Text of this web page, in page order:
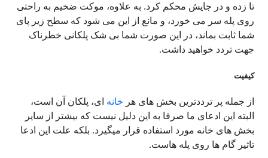
تا زده و در جایش محکم کرد. به علاوه، موکت ضخیم به راحتی
روی پله سر می خورد، و مانع از این می شود که سطح زیر پای
شما ثابت بماند، در این صورت شما بی شک پلکانی خطرناک
جهت تردد خواهید داشت.
کیفیت
از جمله پر ترددترین بخش های هر خانه ای، پلکان آن است،
البته این ادعای ما صرفا به این دلیل نیست که بیشتر از سایر
بخش های خانه مورد استفاده قرار میگیرد. بلکه علت این ادعا
تاثیر گام ها روی پله هاست.